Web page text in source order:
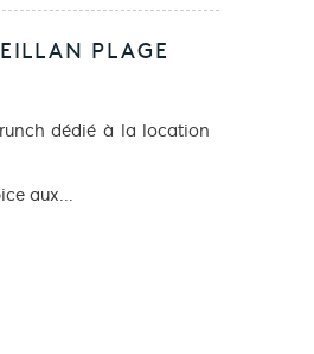
PLAGE
dédié à la location
aux...